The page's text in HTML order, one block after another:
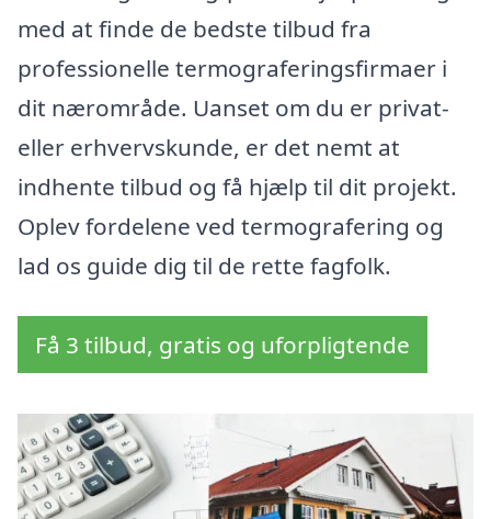
med at finde de bedste tilbud fra
professionelle termograferingsfirmaer i
dit nærområde. Uanset om du er privat-
eller erhvervskunde, er det nemt at
indhente tilbud og få hjælp til dit projekt.
Oplev fordelene ved termografering og
lad os guide dig til de rette fagfolk.
Få 3 tilbud, gratis og uforpligtende